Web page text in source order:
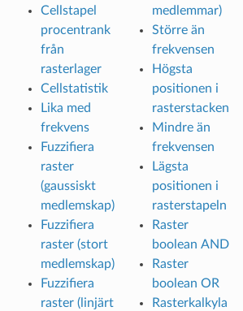
Cellstapel
procentrank
från
rasterlager
Cellstatistik
Lika med
frekvens
Fuzzifiera
raster
(gaussiskt
medlemskap)
Fuzzifiera
raster (stort
medlemskap)
Fuzzifiera
raster (linjärt
medlemmar)
Större än
frekvensen
Högsta
positionen i
rasterstacken
Mindre än
frekvensen
Lägsta
positionen i
rasterstapeln
Raster
boolean AND
Raster
boolean OR
Rasterkalkyla